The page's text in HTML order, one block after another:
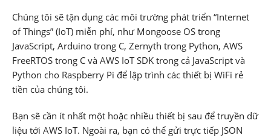
Chúng tôi sẽ tận dụng các môi trường phát triển “Internet
of Things” (IoT) miễn phí, như Mongoose OS trong
JavaScript, Arduino trong C, Zernyth trong Python, AWS
FreeRTOS trong C và AWS IoT SDK trong cả JavaScript và
Python cho Raspberry Pi để lập trình các thiết bị WiFi rẻ
tiền của chúng tôi.
Bạn sẽ cần ít nhất một hoặc nhiều thiết bị sau để truyền dữ
liệu tới AWS IoT. Ngoài ra, bạn có thể gửi trực tiếp JSON